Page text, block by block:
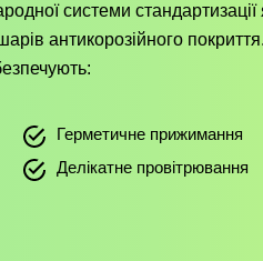
системи стандартизації
антикорозійного покриття.
Герметичне прижимання
Делікатне провітрювання